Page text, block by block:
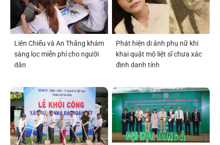
Liên Chiểu và An Thắng khám
sàng lọc miễn phí cho người
dân
Phát hiện di ảnh phụ nữ khi
khai quật mộ liệt sĩ chưa xác
định danh tính